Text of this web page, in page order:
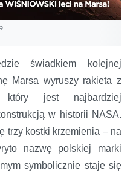
świadkiem kolejnej
Marsa wyruszy rakieta z
który jest najbardziej
w historii NASA.
trzy kostki krzemienia – na
nazwę polskiej marki
symbolicznie staje się